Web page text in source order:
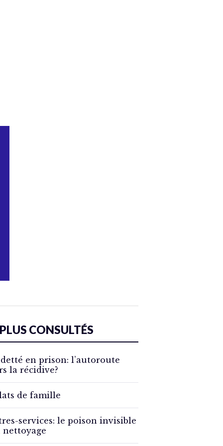
CONSULTÉS
en prison: l’autoroute
la récidive?
de famille
services: le poison invisible
nettoyage